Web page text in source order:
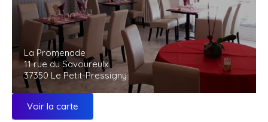
La Promenade
11 rue du Savoureulx
37350 Le Petit-Pressigny
Voir la carte